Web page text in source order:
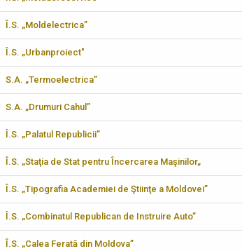
Î.S. „Moldelectrica”
Î.S. „Urbanproiect"
S.A. „Termoelectrica”
S.A. „Drumuri Cahul”
Î.S. „Palatul Republicii”
Î.S. „Staţia de Stat pentru Încercarea Maşinilor„
Î.S. „Tipografia Academiei de Ştiinţe a Moldovei”
Î.S. „Combinatul Republican de Instruire Auto”
Î.S. „Calea Ferată din Moldova”